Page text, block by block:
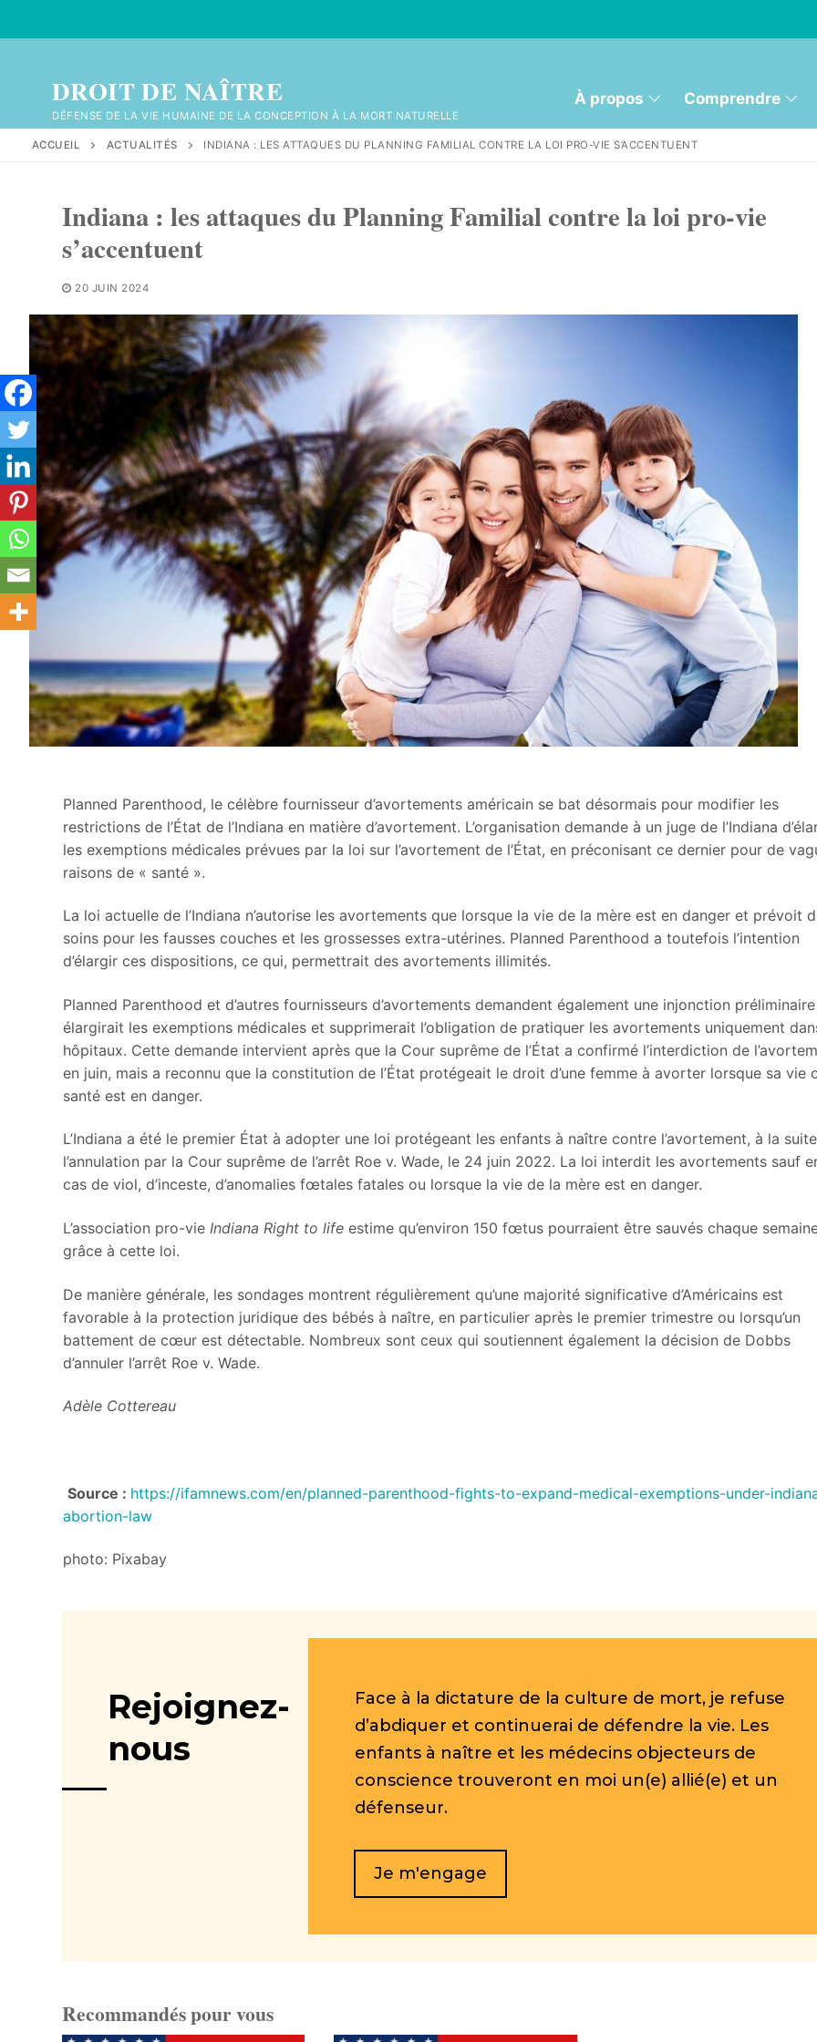
DROIT DE NAÎTRE
DÉFENSE DE LA VIE HUMAINE DE LA CONCEPTION À LA MORT NATURELLE
À propos Comprendre
ACCUEIL ACTUALITÉS INDIANA : LES ATTAQUES DU PLANNING FAMILIAL CONTRE LA LOI PRO-VIE S’ACCENTUENT
Indiana : les attaques du Planning Familial contre la loi pro-vie
s’accentuent
20 JUIN 2024
Planned Parenthood, le célèbre fournisseur d’avortements américain se bat désormais pour modifier les
restrictions de l’État de l’Indiana en matière d’avortement. L’organisation demande à un juge de l’Indiana
les exemptions médicales prévues par la loi sur l’avortement de l’État, en préconisant ce dernier pour de
raisons de « santé ».
La loi actuelle de l’Indiana n’autorise les avortements que lorsque la vie de la mère est en danger et prévoit
soins pour les fausses couches et les grossesses extra-utérines. Planned Parenthood a toutefois l’intention
d’élargir ces dispositions, ce qui, permettrait des avortements illimités.
Planned Parenthood et d’autres fournisseurs d’avortements demandent également une injonction
élargirait les exemptions médicales et supprimerait l’obligation de pratiquer les avortements uniquement
hôpitaux. Cette demande intervient après que la Cour suprême de l’État a confirmé l’interdiction de
en juin, mais a reconnu que la constitution de l’État protégeait le droit d’une femme à avorter lorsque sa vie
santé est en danger.
L’Indiana a été le premier État à adopter une loi protégeant les enfants à naître contre l’avortement, à la
l’annulation par la Cour suprême de l’arrêt Roe v. Wade, le 24 juin 2022. La loi interdit les avortements sauf
cas de viol, d’inceste, d’anomalies fœtales fatales ou lorsque la vie de la mère est en danger.
L’association pro-vie Indiana Right to life estime qu’environ 150 fœtus pourraient être sauvés chaque
grâce à cette loi.
De manière générale, les sondages montrent régulièrement qu’une majorité significative d’Américains est
favorable à la protection juridique des bébés à naître, en particulier après le premier trimestre ou lorsqu’un
battement de cœur est détectable. Nombreux sont ceux qui soutiennent également la décision de Dobbs
d’annuler l’arrêt Roe v. Wade.
Adèle Cottereau
Source : https://ifamnews.com/en/planned-parenthood-fights-to-expand-medical-exemptions-under-
abortion-law
photo: Pixabay
Rejoignez-
nous
Face à la dictature de la culture de mort, je refuse
d’abdiquer et continuerai de défendre la vie. Les
enfants à naître et les médecins objecteurs de
conscience trouveront en moi un(e) allié(e) et un
défenseur.
Je m'engage
Recommandés pour vous